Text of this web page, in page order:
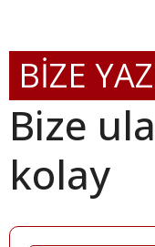
BİZE
Bize
kolay